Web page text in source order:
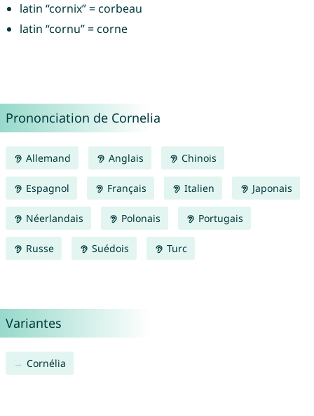
latin “cornix” = corbeau
latin “cornu” = corne
Prononciation de Cornelia
Allemand Anglais Chinois
Espagnol Français Italien Japonais
Néerlandais Polonais Portugais
Russe Suédois Turc
Variantes
Cornélia